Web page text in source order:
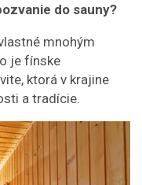
do sauny?
mnohým
je fínske
ktorá v krajine
a tradície.